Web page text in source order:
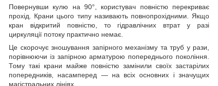
Повернувши кулю на 90°, користувач повністю перекриває
прохід. Крани цього типу називають повнопрохідними. Якщо
кран відкритий повністю, то гідравлічних втрат у разі
циркуляції потоку практично немає.
Це скорочує зношування запірного механізму та труб у рази,
порівнюючи із запірною арматурою попереднього покоління.
Тому такі крани майже повністю замінили своїх застарілих
попередників, насамперед — на всіх основних і значущих
магістральних лініях.